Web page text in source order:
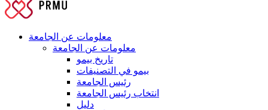
معلومات عن الجامعة
معلومات عن الجامعة
تاريخ بيمو
بيمو في التصنيفات
رئيس الجامعة
انتخاب رئيس الجامعة
دليل